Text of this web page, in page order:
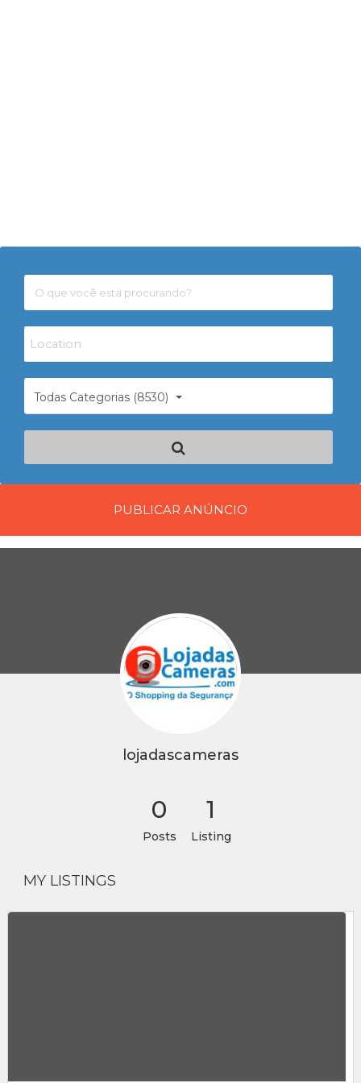
Todas Categorias (8530)
PUBLICAR ANÚNCIO
lojadascameras
0
Posts
1
Listing
MY LISTINGS